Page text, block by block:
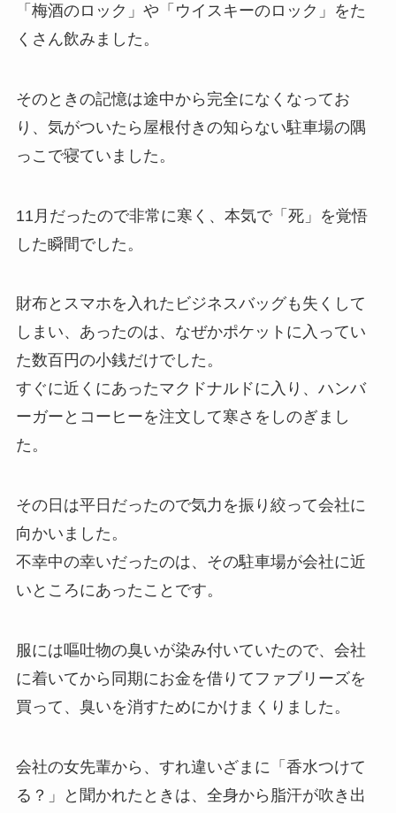
「梅酒のロック」や「ウイスキーのロック」をた
くさん飲みました。
そのときの記憶は途中から完全になくなってお
り、 気がついたら屋根付きの知らない駐車場の隅
っこで寝ていました。
11月だったので非常に寒く、本気で「死」を覚悟
した瞬間でした。
財布とスマホを入れたビジネスバッグも失くして
しまい、あったのは、なぜかポケットに入ってい
た数百円の小銭だけでした。
すぐに近くにあったマクドナルドに入り、ハンバ
ーガーとコーヒーを注文して寒さをしのぎまし
た。
その日は平日だったので気力を振り絞って会社に
向かいました。
不幸中の幸いだったのは、その駐車場が会社に近
いところにあったことです。
服には嘔吐物の臭いが染み付いていたので、会社
に着いてから同期にお金を借りてファブリーズを
買って、臭いを消すためにかけまくりました。
会社の女先輩から、すれ違いざまに「香水つけて
る？」と聞かれたときは、全身から脂汗が吹き出